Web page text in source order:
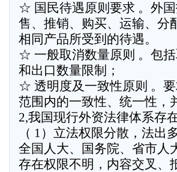
☆ 国民待遇原则要求 。外
售、推销、购买、运输、分
相同产品所受到的待遇。
☆ 一般取消数量原则 。包
和出口数量限制；
☆ 透明度及一致性原则 。
范围内的一致性、统一性，
2,我国现行外资法律体系存
（ 1）立法权限分散，法出
全国人大、国务院、省市人
存在权限不明，内容交叉、